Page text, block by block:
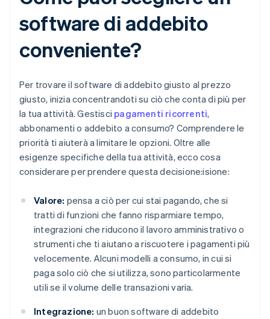
software di addebito
conveniente?
Per trovare il software di addebito giusto al prezzo
giusto, inizia concentrandoti su ciò che conta di più per
la tua attività. Gestisci pagamenti ricorrenti,
abbonamenti o addebito a consumo? Comprendere le
priorità ti aiuterà a limitare le opzioni. Oltre alle
esigenze specifiche della tua attività, ecco cosa
considerare per prendere questa decisione:isione:
Valore: pensa a ciò per cui stai pagando, che si
tratti di funzioni che fanno risparmiare tempo,
integrazioni che riducono il lavoro amministrativo o
strumenti che ti aiutano a riscuotere i pagamenti più
velocemente. Alcuni modelli a consumo, in cui si
paga solo ciò che si utilizza, sono particolarmente
utili se il volume delle transazioni varia.
Integrazione: un buon software di addebito